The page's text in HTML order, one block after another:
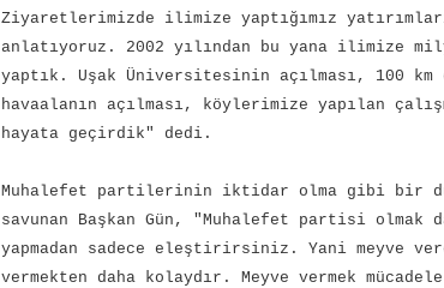
Ziyaretlerimizde ilimize yaptığımız
anlatıyoruz. 2002 yılından bu yana ilimize
yaptık. Uşak Üniversitesinin açılması, 100
havaalanın açılması, köylerimize yapılan
hayata geçirdik" dedi.
Muhalefet partilerinin iktidar olma gibi bir
savunan Başkan Gün, "Muhalefet partisi
yapmadan sadece eleştirirsiniz. Yani meyve
vermekten daha kolaydır. Meyve vermek